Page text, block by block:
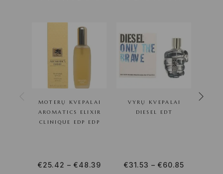
MOTERŲ KVEPALAI
AROMATICS ELIXIR
CLINIQUE EDP EDP
€25.42 – €48.39
VYRŲ KVEPALAI
DIESEL EDT
€31.53 – €60.85